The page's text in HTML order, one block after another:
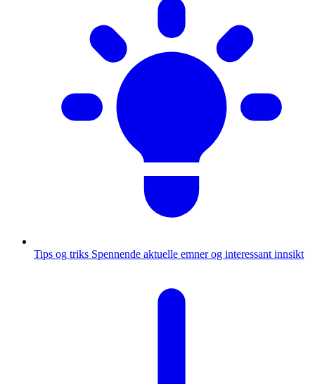
Tips og triks Spennende aktuelle emner og interessant innsikt